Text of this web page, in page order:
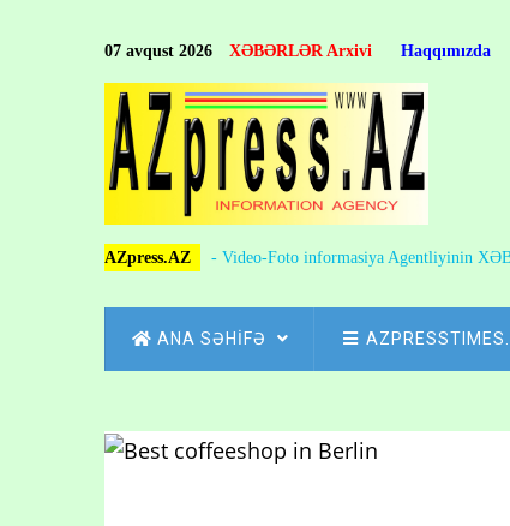
07 avqust 2026 XƏBƏRLƏR Arxivi Haqqımızda
AZpress.AZ - Video-Foto informasiya Agentliyinin
MAIN
NAVIGATION
ANA SƏHİFƏ
Breadcrumb